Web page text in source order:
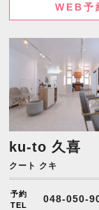
WEB予
ku-to 久喜
クート クキ
予約
TEL
048-050-